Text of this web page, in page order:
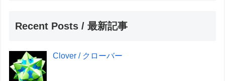
Recent Posts / 最新記事
Clover / クローバー